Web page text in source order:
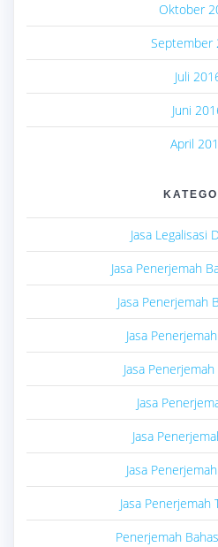
Oktober
September
Juli
Juni
April
Jasa Legalisasi
Jasa Penerjemah
Jasa Penerjemah
Jasa
Jasa
Jasa
Jasa
Jasa
Jasa Penerjemah
Penerjemah